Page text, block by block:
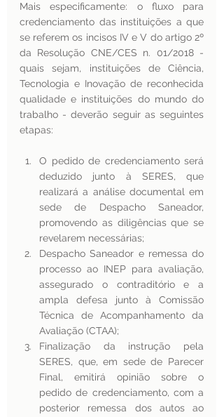
Mais especificamente: o fluxo para
credenciamento das instituições a que
se referem os incisos IV e V do artigo 2º
da Resolução CNE/CES n. 01/2018 -
quais sejam, instituições de Ciência,
Tecnologia e Inovação de reconhecida
qualidade e instituições do mundo do
trabalho - deverão seguir as seguintes
etapas:
O pedido de credenciamento será
deduzido junto à SERES, que
realizará a análise documental em
sede de Despacho Saneador,
promovendo as diligências que se
revelarem necessárias;
Despacho Saneador e remessa do
processo ao INEP para avaliação,
assegurado o contraditório e a
ampla defesa junto à Comissão
Técnica de Acompanhamento da
Avaliação (CTAA);
Finalização da instrução pela
SERES, que, em sede de Parecer
Final, emitirá opinião sobre o
pedido de credenciamento, com a
posterior remessa dos autos ao